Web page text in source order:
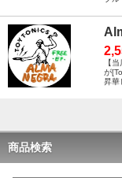
【
が
昇華
商品検索